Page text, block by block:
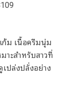
ม เนื้อครีมนุ่ม
าะสำหรับสาวที่
ปล่งปลั่งอย่าง